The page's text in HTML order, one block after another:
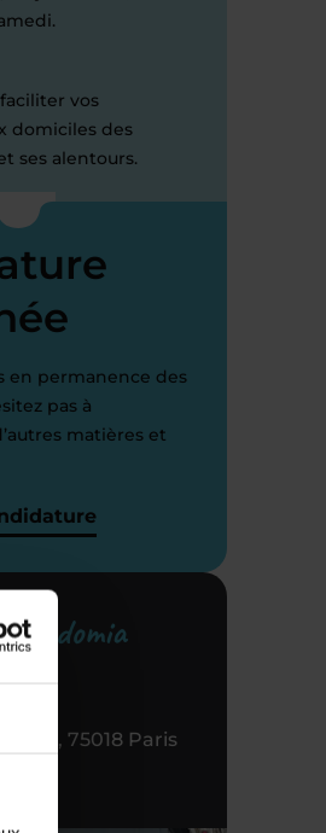
vos
domiciles des
ses alentours.
en permanence des
pas à
matières et
Acadomia
Cenis, 75018 Paris